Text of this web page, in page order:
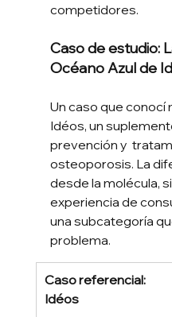
competidores.
Caso de estudio:
Océano Azul de
Un caso que conocí
Idéos, un
prevención y
osteoporosis. La
desde la molécula,
experiencia de
una subcategoría
problema.
Caso referencial:
Idéos